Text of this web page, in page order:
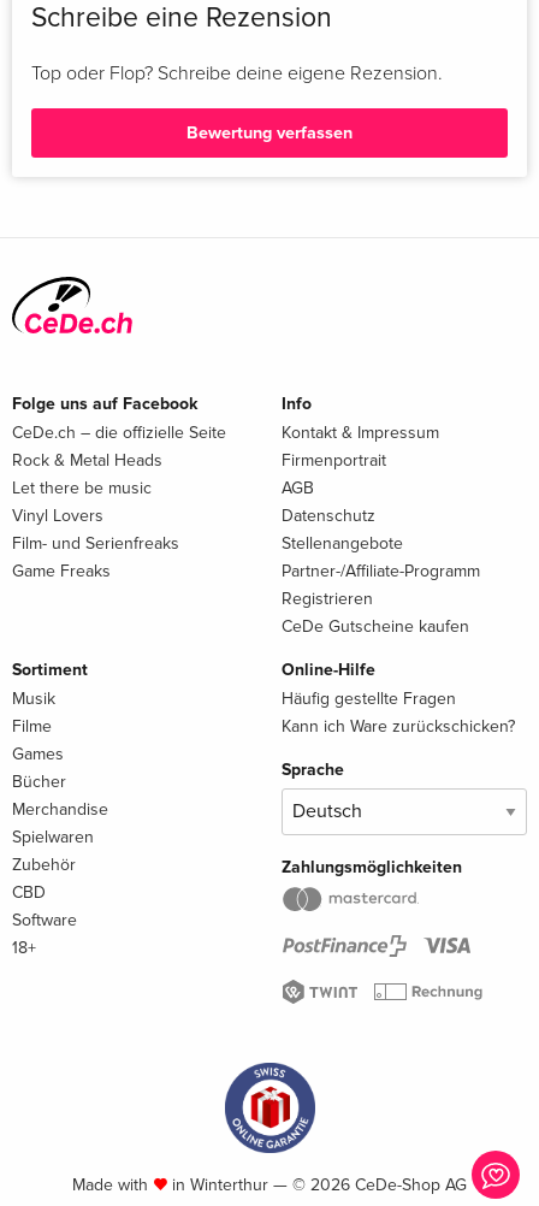
Schreibe eine Rezension
Top oder Flop? Schreibe deine eigene Rezension.
Bewertung verfassen
Folge uns auf Facebook
CeDe.ch – die offizielle Seite
Rock & Metal Heads
Let there be music
Vinyl Lovers
Film- und Serienfreaks
Game Freaks
Info
Kontakt & Impressum
Firmenportrait
AGB
Datenschutz
Stellenangebote
Partner-/Affiliate-Programm
Registrieren
CeDe Gutscheine kaufen
Sortiment
Musik
Filme
Games
Bücher
Merchandise
Spielwaren
Zubehör
CBD
Software
18+
Online-Hilfe
Häufig gestellte Fragen
Kann ich Ware zurückschicken?
Sprache
Zahlungsmöglichkeiten
Made with in Winterthur — © 2026 CeDe-Shop AG